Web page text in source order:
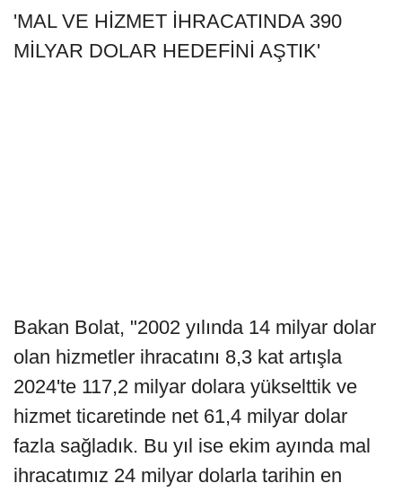
'MAL VE HİZMET İHRACATINDA 390
MİLYAR DOLAR HEDEFİNİ AŞTIK'
Bakan Bolat, "2002 yılında 14 milyar dolar
olan hizmetler ihracatını 8,3 kat artışla
2024'te 117,2 milyar dolara yükselttik ve
hizmet ticaretinde net 61,4 milyar dolar
fazla sağladık. Bu yıl ise ekim ayında mal
ihracatımız 24 milyar dolarla tarihin en